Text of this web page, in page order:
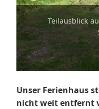
Teilausblick
Unser Ferienhaus
nicht weit entfernt